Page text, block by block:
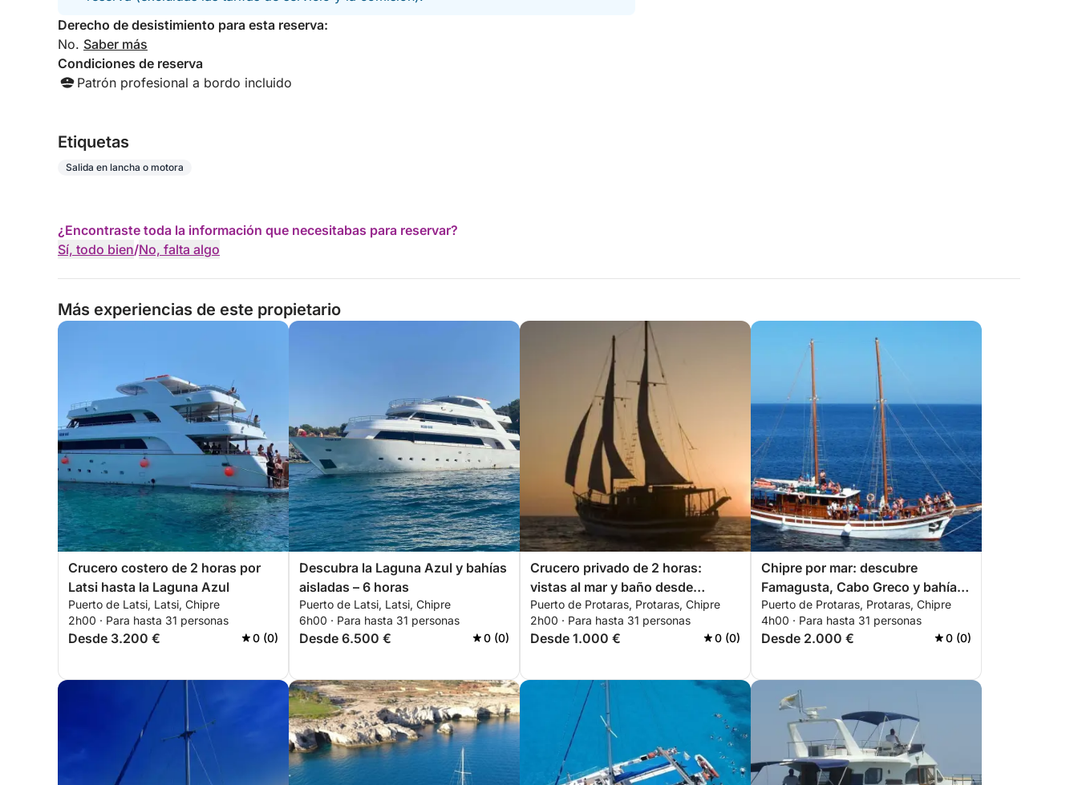
Derecho de desistimiento para esta reserva:
No. Saber más
Condiciones de reserva
Patrón profesional a bordo incluido
Etiquetas
Salida en lancha o motora
¿Encontraste toda la información que necesitabas para reservar?
Sí, todo bien/No, falta algo
Más experiencias de este propietario
Crucero costero de 2 horas por
Latsi hasta la Laguna Azul
Puerto de Latsi, Latsi, Chipre
2h00 · Para hasta 31 personas
Desde 3.200 € 0 (0)
Descubra la Laguna Azul y bahías
aisladas – 6 horas
Puerto de Latsi, Latsi, Chipre
6h00 · Para hasta 31 personas
Desde 6.500 € 0 (0)
Crucero privado de 2 horas:
vistas al mar y baño desde
Protaras
Puerto de Protaras, Protaras, Chipre
2h00 · Para hasta 31 personas
Desde 1.000 € 0 (0)
Chipre por mar: descubre
Famagusta, Cabo Greco y bahías
ocultas
Puerto de Protaras, Protaras, Chipre
4h00 · Para hasta 31 personas
Desde 2.000 € 0 (0)